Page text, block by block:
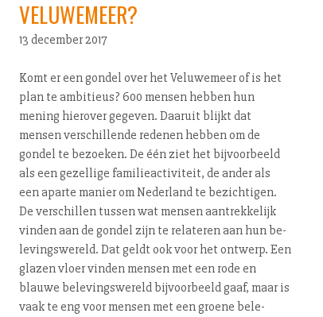
VELUWEMEER?
13 december 2017
Komt er een gondel over het Veluwemeer of is het
plan te ambitieus? 600 mensen hebben hun
mening hierover gegeven. Daaruit blijkt dat
mensen ver­schil­len­de redenen hebben om de
gondel te bezoeken. De één ziet het bij­voor­beeld
als een gezellige fa­mi­lie­ac­ti­vi­teit, de ander als
een aparte manier om Nederland te bezichtigen.
De verschillen tussen wat mensen aan­trek­ke­lijk
vinden aan de gondel zijn te relateren aan hun be­
le­vings­we­reld. Dat geldt ook voor het ontwerp. Een
glazen vloer vinden mensen met een rode en
blauwe be­le­vings­we­reld bij­voor­beeld gaaf, maar is
vaak te eng voor mensen met een groene be­le­